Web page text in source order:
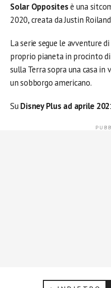
Solar Oppositesè una
2020, creata da Justin
La serie segue le avventure
proprio pianeta in procinto
sulla Terra sopra una casa in
un sobborgo americano.
SuDisney Plus ad aprile